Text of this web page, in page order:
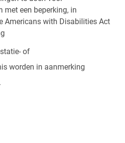
met een beperking, in
Americans with Disabilities Act
of
worden in aanmerking